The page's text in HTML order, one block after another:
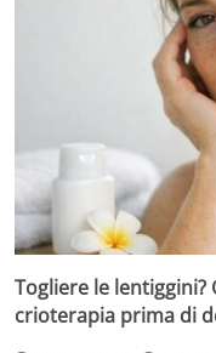
Togliere le lentiggini?
crioterapia prima di